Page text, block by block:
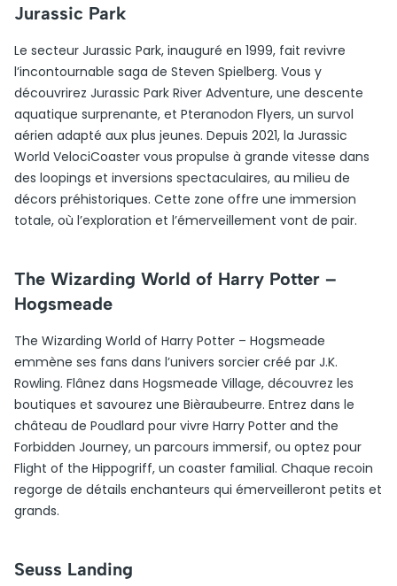
Jurassic Park
Le secteur Jurassic Park, inauguré en 1999, fait revivre
l’incontournable saga de Steven Spielberg. Vous y
découvrirez Jurassic Park River Adventure, une descente
aquatique surprenante, et Pteranodon Flyers, un survol
aérien adapté aux plus jeunes. Depuis 2021, la Jurassic
World VelociCoaster vous propulse à grande vitesse dans
des loopings et inversions spectaculaires, au milieu de
décors préhistoriques. Cette zone offre une immersion
totale, où l’exploration et l’émerveillement vont de pair.
The Wizarding World of Harry Potter –
Hogsmeade
The Wizarding World of Harry Potter – Hogsmeade
emmène ses fans dans l’univers sorcier créé par J.K.
Rowling. Flânez dans Hogsmeade Village, découvrez les
boutiques et savourez une Bièraubeurre. Entrez dans le
château de Poudlard pour vivre Harry Potter and the
Forbidden Journey, un parcours immersif, ou optez pour
Flight of the Hippogriff, un coaster familial. Chaque recoin
regorge de détails enchanteurs qui émerveilleront petits et
grands.
Seuss Landing